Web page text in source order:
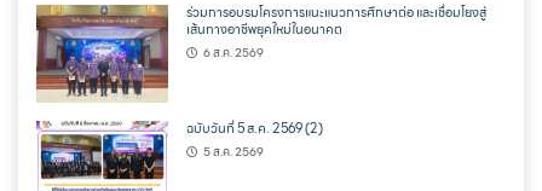
ร่วมการอบรมโครงการแนะแนวการศึกษาต่อ และเชื่อมโยงสู่
เส้นทางอาชีพยุคใหม่ในอนาคต
6 ส.ค. 2569
ฉบับวันที่ 5 ส.ค. 2569 (2)
5 ส.ค. 2569